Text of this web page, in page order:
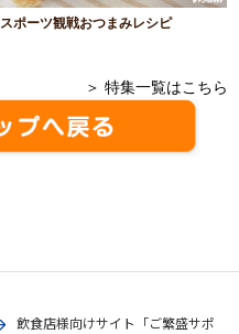
スポーツ観戦おつまみレシピ
＞ 特集一覧はこちら
飲食店様向けサイト「ご繁盛サポ